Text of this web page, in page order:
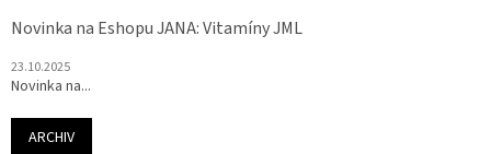
Novinka na Eshopu JANA: Vitamíny JML
23.10.2025
Novinka na...
ARCHIV